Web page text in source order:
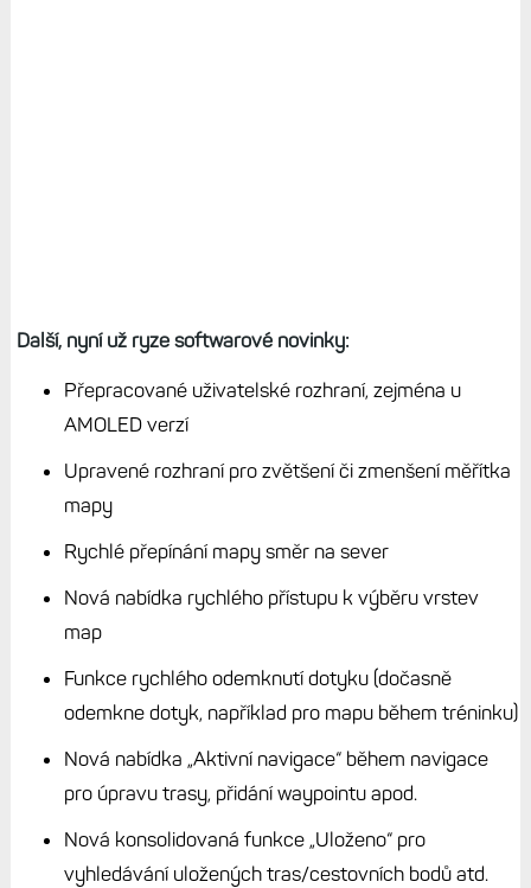
Další, nyní už ryze softwarové novinky:
Přepracované uživatelské rozhraní, zejména u
AMOLED verzí
Upravené rozhraní pro zvětšení či zmenšení měřítka
mapy
Rychlé přepínání mapy směr na sever
Nová nabídka rychlého přístupu k výběru vrstev
map
Funkce rychlého odemknutí dotyku (dočasně
odemkne dotyk, například pro mapu během tréninku)
Nová nabídka „Aktivní navigace“ během navigace
pro úpravu trasy, přidání waypointu apod.
Nová konsolidovaná funkce „Uloženo“ pro
vyhledávání uložených tras/cestovních bodů atd.